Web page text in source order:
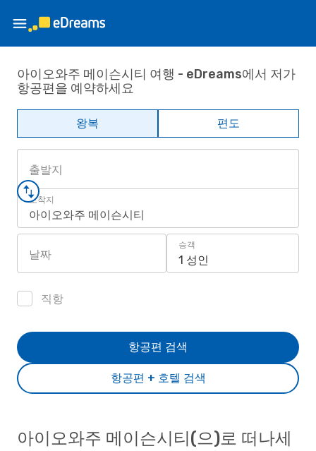
아이오와주 메이슨시티 여행 - eDreams에서 저가
항공편을 예약하세요
왕복 편도
출발지
도착지
아이오와주 메이슨시티
날짜
승객
1 성인
직항
항공편 + 호텔 검색
항공편 검색
아이오와주 메이슨시티(으)로 떠나세